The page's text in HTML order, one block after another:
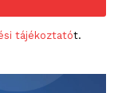
tájékoztatót.